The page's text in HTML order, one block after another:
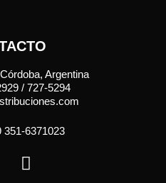
Argentina
/ 727-5294
351-6371023